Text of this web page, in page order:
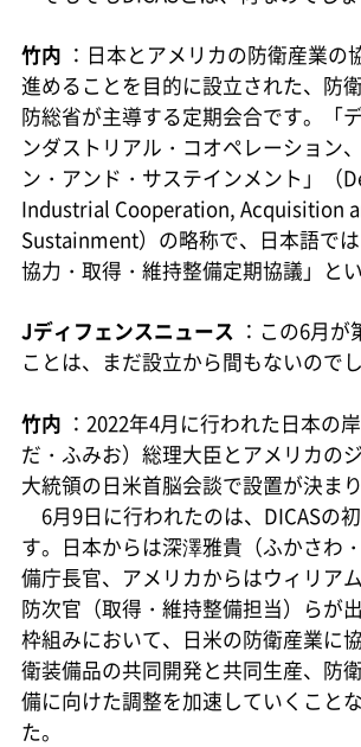
竹内 ：日本とアメリカの防衛産業の
進めることを目的に設立された、防
防総省が主導する定期会合です。「
ンダストリアル・コオペレーション
ン・アンド・サステインメント」（
Industrial Cooperation, Acquisition
Sustainment）の略称で、日本語で
協力・取得・維持整備定期協議」とい
Jディフェンスニュース ：この6月が
ことは、まだ設立から間もないので
竹内 ：2022年4月に行われた日本の
だ・ふみお）総理大臣とアメリカの
大統領の日米首脳会談で設置が決まり
6月9日に行われたのは、DICASの
す。日本からは深澤雅貴（ふかさわ
備庁長官、アメリカからはウィリア
防次官（取得・維持整備担当）らが
枠組みにおいて、日米の防衛産業に
衛装備品の共同開発と共同生産、防
備に向けた調整を加速していくこと
た。